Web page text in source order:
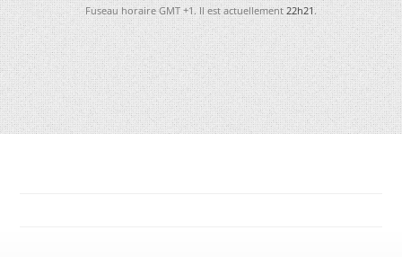
Fuseau horaire GMT +1. Il est actuellement22h21.